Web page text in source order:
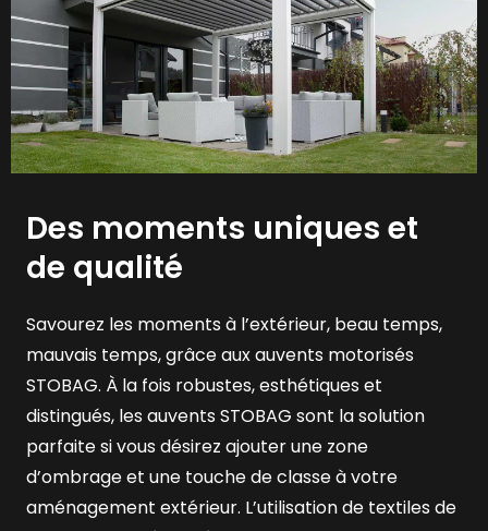
Des moments uniques et
de qualité
Savourez les moments à l’extérieur, beau temps,
mauvais temps, grâce aux auvents motorisés
STOBAG. À la fois robustes, esthétiques et
distingués, les auvents STOBAG sont la solution
parfaite si vous désirez ajouter une zone
d’ombrage et une touche de classe à votre
aménagement extérieur. L’utilisation de textiles de